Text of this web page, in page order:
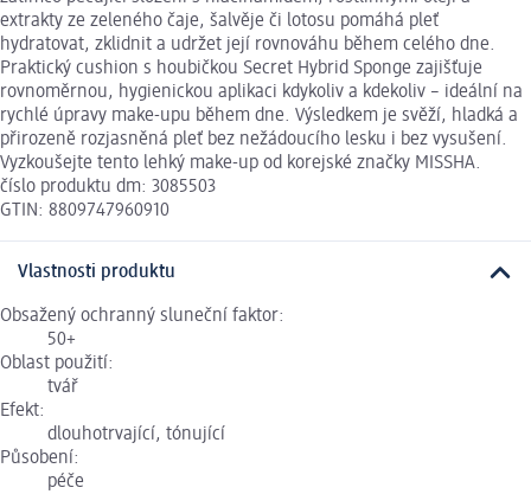
extrakty ze zeleného čaje, šalvěje či lotosu pomáhá pleť
hydratovat, zklidnit a udržet její rovnováhu během celého dne.
Praktický cushion s houbičkou Secret Hybrid Sponge zajišťuje
rovnoměrnou, hygienickou aplikaci kdykoliv a kdekoliv – ideální na
rychlé úpravy make-upu během dne. Výsledkem je svěží, hladká a
přirozeně rozjasněná pleť bez nežádoucího lesku i bez vysušení.
Vyzkoušejte tento lehký make-up od korejské značky MISSHA.
číslo produktu dm: 3085503
GTIN: 8809747960910
Vlastnosti produktu
Obsažený ochranný sluneční faktor:
50+
Oblast použití:
tvář
Efekt:
dlouhotrvající, tónující
Působení:
péče